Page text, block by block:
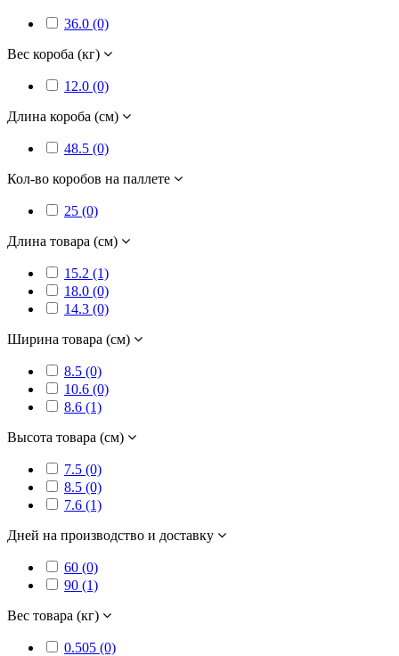
36.0 (0)
Вес короба (кг)
12.0 (0)
Длина короба (см)
48.5 (0)
Кол-во коробов на паллете
25 (0)
Длина товара (см)
15.2 (1)
18.0 (0)
14.3 (0)
Ширина товара (см)
8.5 (0)
10.6 (0)
8.6 (1)
Высота товара (см)
7.5 (0)
8.5 (0)
7.6 (1)
Дней на производство и доставку
60 (0)
90 (1)
Вес товара (кг)
0.505 (0)